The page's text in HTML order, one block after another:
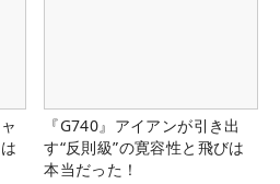
『G740』アイアンが引き出
す“反則級”の寛容性と飛びは
本当だった！